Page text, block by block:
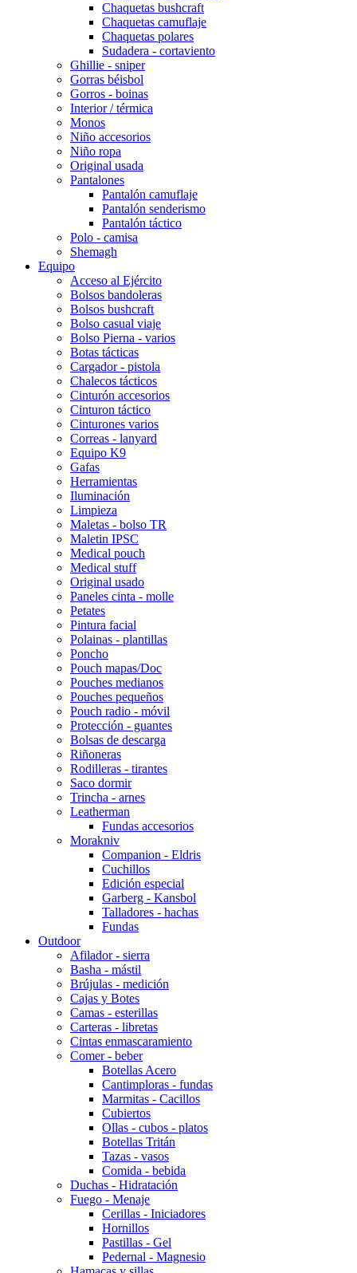
Chaquetas bushcraft
Chaquetas camuflaje
Chaquetas polares
Sudadera - cortaviento
Ghillie - sniper
Gorras béisbol
Gorros - boinas
Interior / térmica
Monos
Niño accesorios
Niño ropa
Original usada
Pantalones
Pantalón camuflaje
Pantalón senderismo
Pantalón táctico
Polo - camisa
Shemagh
Equipo
Acceso al Ejército
Bolsos bandoleras
Bolsos bushcraft
Bolso casual viaje
Bolso Pierna - varios
Botas tácticas
Cargador - pistola
Chalecos tácticos
Cinturón accesorios
Cinturon táctico
Cinturones varios
Correas - lanyard
Equipo K9
Gafas
Herramientas
Iluminación
Limpieza
Maletas - bolso TR
Maletin IPSC
Medical pouch
Medical stuff
Original usado
Paneles cinta - molle
Petates
Pintura facial
Polainas - plantillas
Poncho
Pouch mapas/Doc
Pouches medianos
Pouches pequeños
Pouch radio - móvil
Protección - guantes
Bolsas de descarga
Riñoneras
Rodilleras - tirantes
Saco dormir
Trincha - arnes
Leatherman
Fundas accesorios
Morakniv
Companion - Eldris
Cuchillos
Edición especial
Garberg - Kansbol
Talladores - hachas
Fundas
Outdoor
Afilador - sierra
Basha - mástil
Brújulas - medición
Cajas y Botes
Camas - esterillas
Carteras - libretas
Cintas enmascaramiento
Comer - beber
Botellas Acero
Cantimploras - fundas
Marmitas - Cacillos
Cubiertos
Ollas - cubos - platos
Botellas Tritán
Tazas - vasos
Comida - bebida
Duchas - Hidratación
Fuego - Menaje
Cerillas - Iniciadores
Hornillos
Pastillas - Gel
Pedernal - Magnesio